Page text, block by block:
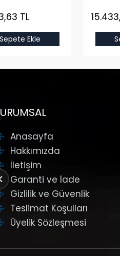
TL
Sepete Ekle
Anasayfa
Hakkımızda
İletişim
Garanti ve İade
Gizlilik ve Güvenlik
Teslimat Koşulları
Üyelik Sözleşmesi